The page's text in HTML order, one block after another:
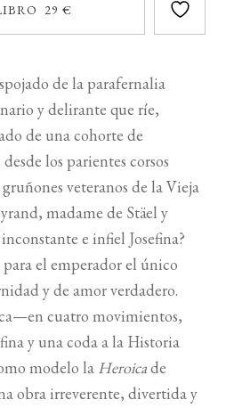
BUSCAR
LISTA DE LIBROS
29 €
de la parafernalia
y delirante que ríe,
de una cohorte de
los parientes corsos
veteranos de la Vieja
madame de Stäel y
e infiel Josefina?
el emperador el único
y de amor verdadero.
cuatro movimientos,
y una coda a la Historia
modelo la Heroicade
obra irreverente, divertida y